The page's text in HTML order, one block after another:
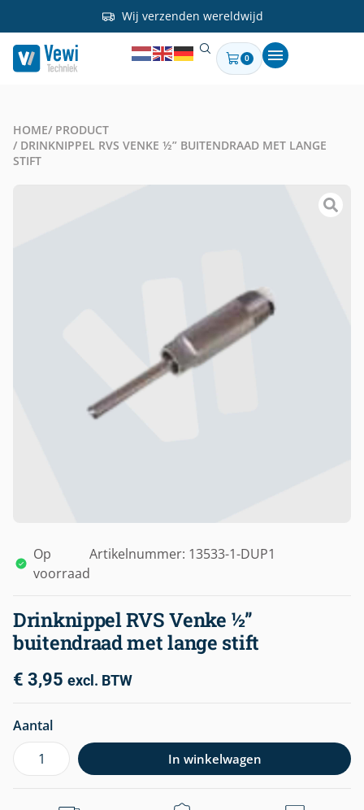
Wij verzenden wereldwijd
0
HOME/ PRODUCT
/ DRINKNIPPEL RVS VENKE ½” BUITENDRAAD MET LANGE
STIFT
Op
voorraad
Artikelnummer: 13533-1-DUP1
Drinknippel RVS Venke ½”
buitendraad met lange stift
€ 3,95 excl. BTW
Aantal
In winkelwagen